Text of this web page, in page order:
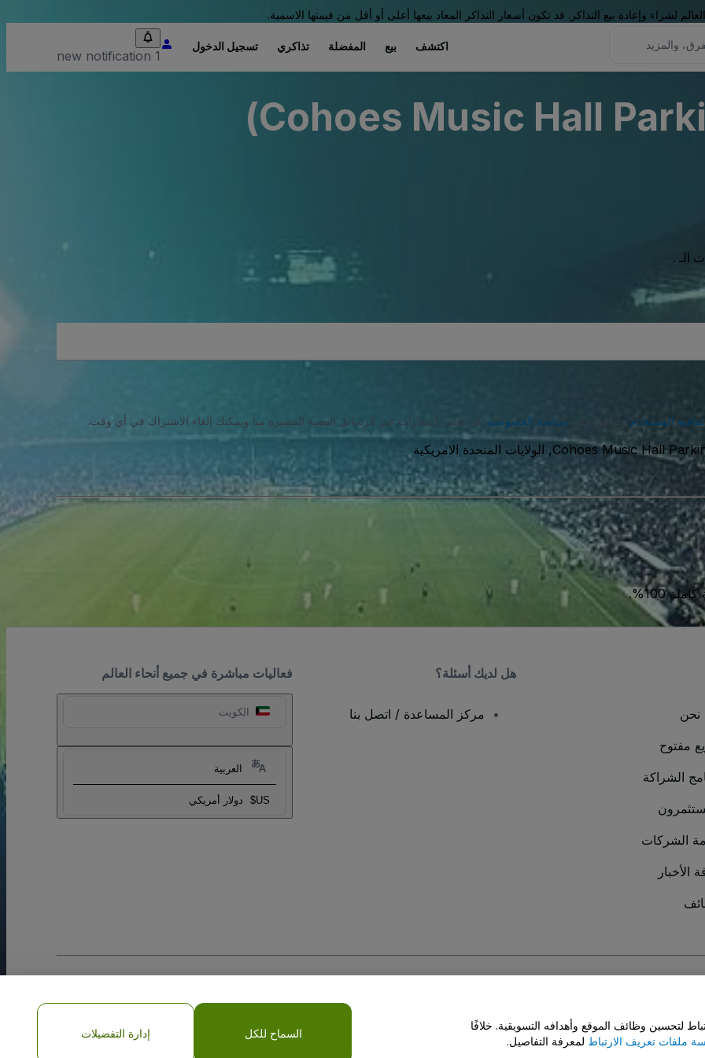
لشراء وإعادة بيع التذاكر. قد تكون أسعار التذاكر المعاد بيعها أعلى أو أقل من قيمتها الاسمية.
اكتشف بيع المفضلة تذاكري تسجيل الدخول
1 new notification
Cohoes Music Hall
الـ .
المستخدم وتوافق على سياسة الخصوصية . قد تتلقى إشعارات عبر الرسائل النصية القصيرة منا ويمكنك إلغاء الاشتراك في أي وقت.
Cohoes Music Hall
100%.
فعاليات مباشرة في جميع أنحاء العالم
الكويت
العربية
US$ دولار أمريكي
نحن
مفتوح
الشراكة
الشركات
الأخبار
هل لديك أسئلة؟
مركز المساعدة / اتصل بنا
لتحسين وظائف الموقع وأهدافه التسويقية. خلافًا
ملفات تعريف الارتباط لمعرفة التفاصيل.
السماح للكل إدارة التفضيلات